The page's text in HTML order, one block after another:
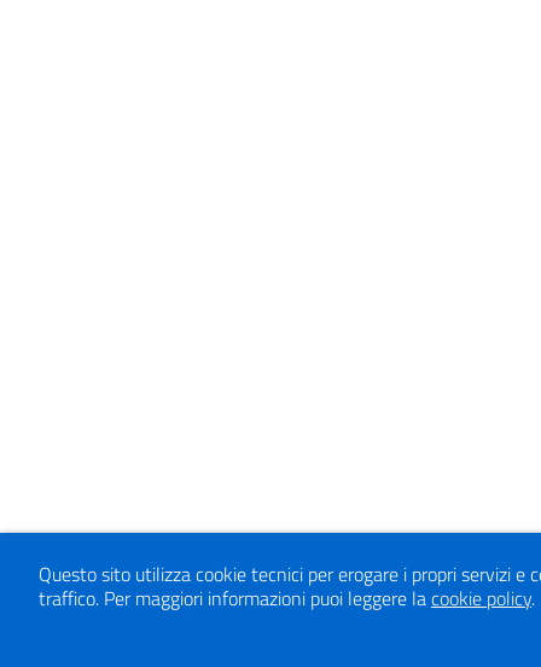
Questo sito utilizza cookie tecnici per erogare i propri servizi
traffico. Per maggiori informazioni puoi leggere lacookie policy.